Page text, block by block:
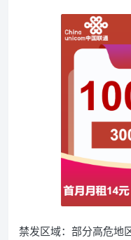
禁发区域：部分高危地